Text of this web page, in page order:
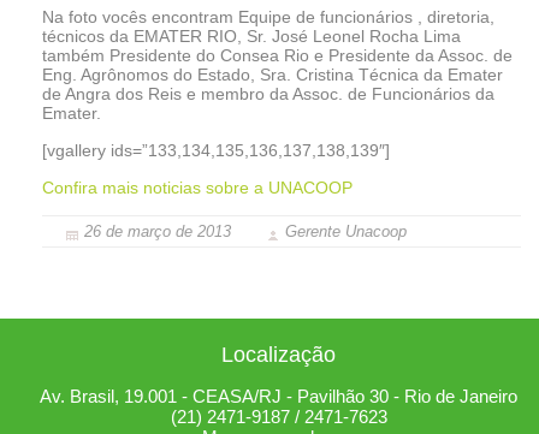
Na foto vocês encontram Equipe de funcionários , diretoria,
técnicos da EMATER RIO, Sr. José Leonel Rocha Lima
também Presidente do Consea Rio e Presidente da Assoc. de
Eng. Agrônomos do Estado, Sra. Cristina Técnica da Emater
de Angra dos Reis e membro da Assoc. de Funcionários da
Emater.
[vgallery ids=”133,134,135,136,137,138,139″]
Confira mais noticias sobre a UNACOOP
26 de março de 2013 Gerente Unacoop
Localização
Av. Brasil, 19.001 - CEASA/RJ - Pavilhão 30 - Rio de Janeiro
(21) 2471-9187 / 2471-7623